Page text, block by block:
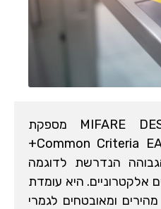
טכנולוגיית MIFARE DESFire EV3 מספקת
אבטחה ברמה של Common Criteria EAL5+
הנדרשת לדוגמה
אלקטרוניים. היא עומדת
ומאובטחים לגמרי